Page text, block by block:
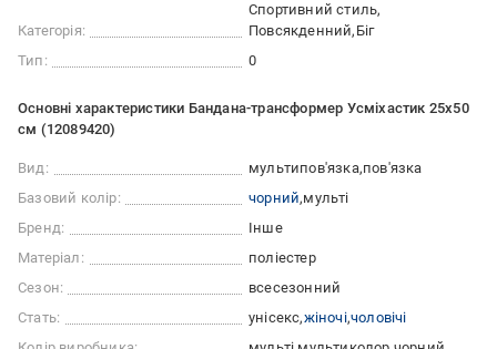
Категорія:
Спортивний стиль
Повсякденний Біг
Тип:
0
Основні характеристики Бандана-трансформер Усміхастик 25х50
см (12089420)
Вид: мультипов'язка пов'язка
Базовий колір:
чорний мульті
Бренд:
Інше
Матеріал:
поліестер
Сезон:
всесезонний
Стать:
унісекс жіночі чоловічі